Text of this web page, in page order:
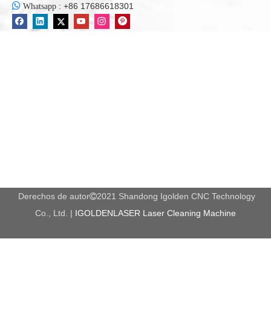
 Whatsapp : +86 17686618301
Derechos de autor2021 Shandong Igolden CNC Technology
Co., Ltd. | IGOLDENLASER Laser Cleaning Machine